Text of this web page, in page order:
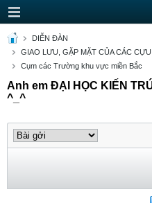
DIỄN ĐÀN
GIAO LƯU, GẶP MẶT CỦA CÁC
Cụm các Trường khu vực miền Bắc
Anh em ĐẠI HỌC KIẾN
^_^